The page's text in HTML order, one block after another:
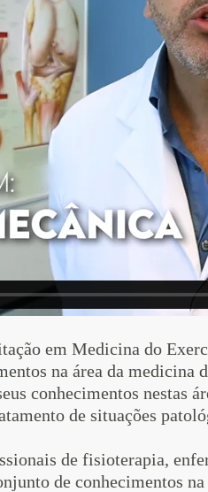
em Medicina do
na área da medicina
conhecimentos nestas
de situações
de fisioterapia,
de conhecimentos